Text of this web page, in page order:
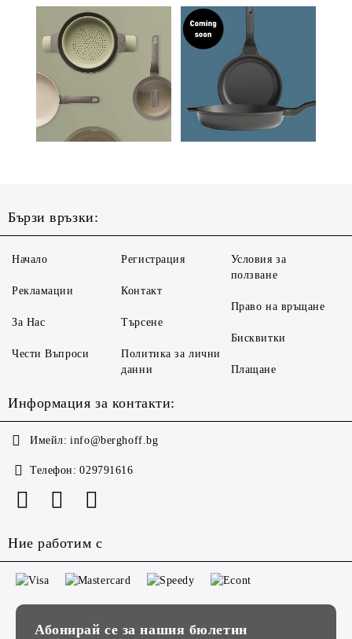
Бързи връзки:
Начало
Рекламации
За Нас
Чести Въпроси
Регистрация
Контакт
Търсене
Политика за лични
данни
Условия за
ползване
Право на връщане
Бисквитки
Плащане
Информация за контакти:
Имейл: info@berghoff.bg
Телефон: 029791616
Ние работим с
Абонирай се за нашия бюлетин